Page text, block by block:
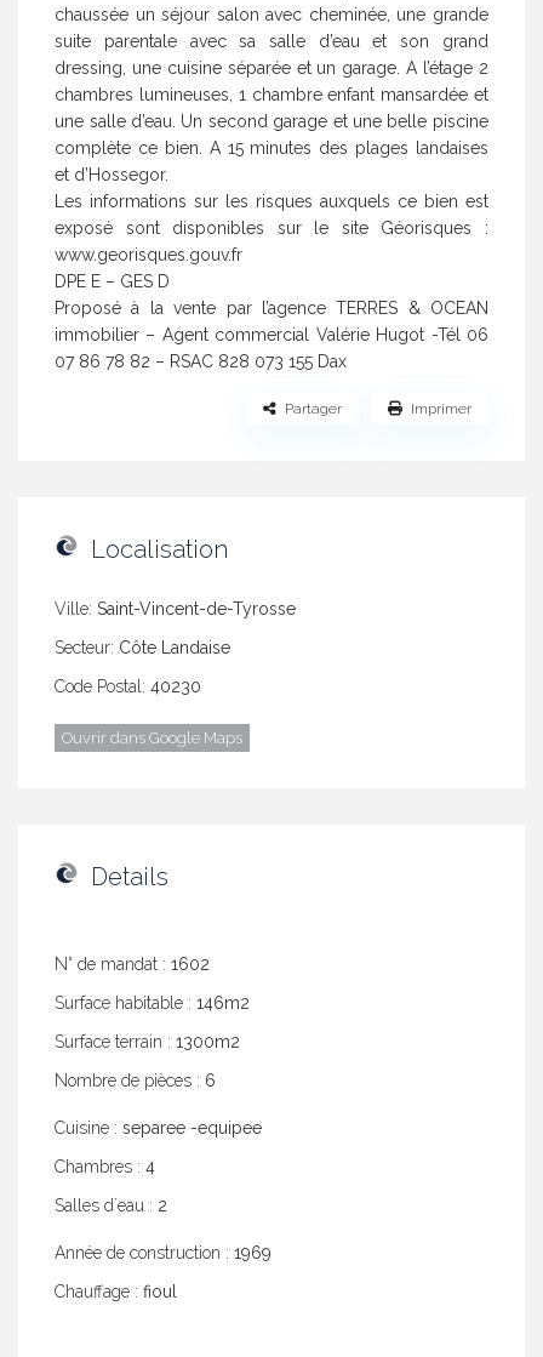
chaussée un séjour salon avec cheminée, une grande
suite parentale avec sa salle d’eau et son grand
dressing, une cuisine séparée et un garage. A l’étage 2
chambres lumineuses, 1 chambre enfant mansardée et
une salle d’eau. Un second garage et une belle piscine
complète ce bien. A 15 minutes des plages landaises
et d’Hossegor.
Les informations sur les risques auxquels ce bien est
exposé sont disponibles sur le site Géorisques :
www.georisques.gouv.fr
DPE E – GES D
Proposé à la vente par l’agence TERRES & OCEAN
immobilier – Agent commercial Valérie Hugot -Tél 06
07 86 78 82 – RSAC 828 073 155 Dax
Partager Imprimer
Localisation
Ville: Saint-Vincent-de-Tyrosse
Secteur: Côte Landaise
Code Postal: 40230
Ouvrir dans Google Maps
Details
N° de mandat : 1602
Surface habitable : 146m2
Surface terrain : 1300m2
Nombre de pièces : 6
Cuisine : separee -equipee
Chambres : 4
Salles dʼeau : 2
Année de construction : 1969
Chauffage : fioul